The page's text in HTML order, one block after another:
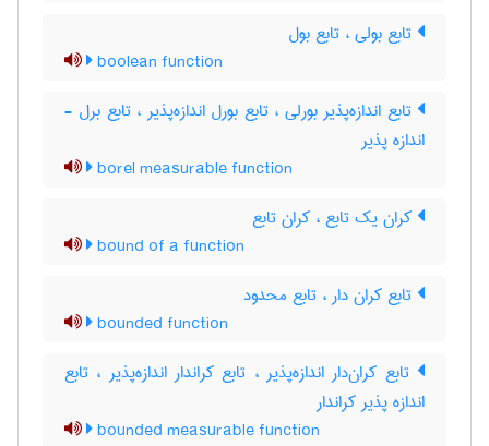
تابع بولی ، تابع بول
boolean function
تابع اندازه‌پذیر بورلی ، تابع بورل اندازه‌پذیر ، تابع برل -
اندازه پذیر
borel measurable function
کران یک تابع ، کران تابع
bound of a function
تابع کران دار ، تابع محدود
bounded function
تابع کران‌دار اندازه‌پذیر ، تابع کراندار اندازه‌پذیر ، تابع
اندازه پذیر کراندار
bounded measurable function